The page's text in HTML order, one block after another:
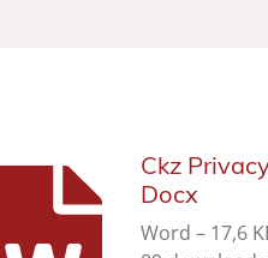
Ckz
Docx
Word – 17,6